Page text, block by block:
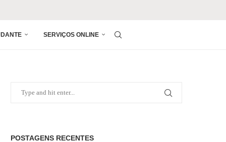
SERVIÇOS ONLINE
POSTAGENS RECENTES